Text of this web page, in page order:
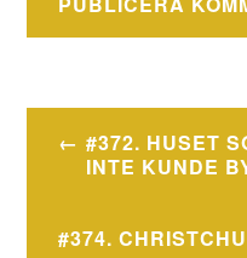
#372. HUSET
INTE KUNDE
#374.